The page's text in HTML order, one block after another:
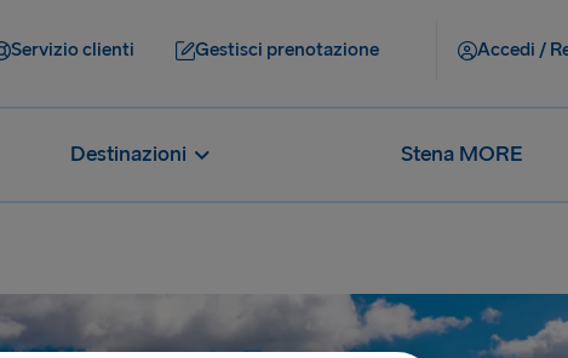
Servizio clienti Gestisci prenotazione Accedi /
Destinazioni Stena MORE